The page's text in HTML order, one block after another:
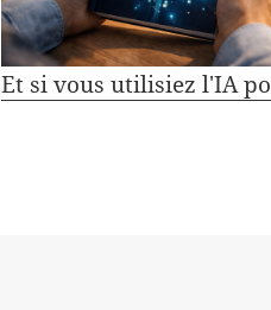
Et si vous utilisiez l'IA